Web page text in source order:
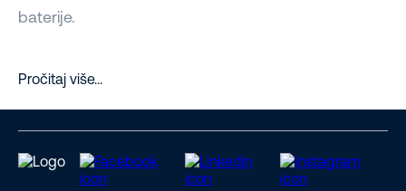
baterije.
Pročitaj više…